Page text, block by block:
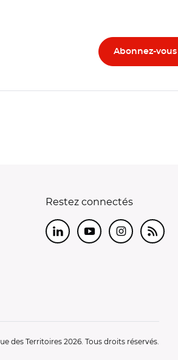
Restez connectés
LinkedInYoutubeInstagram
RSS
des Territoires 2026. Tous droits réservés.